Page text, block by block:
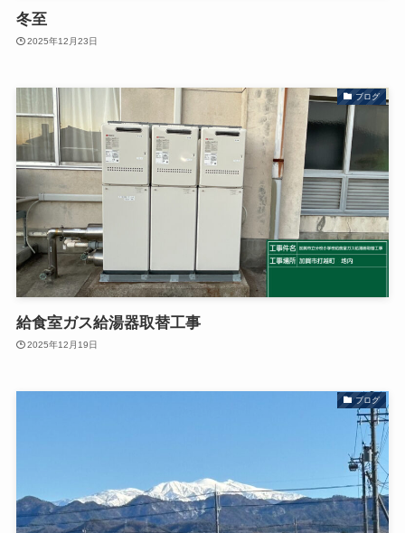
冬至
2025年12月23日
ブログ
給食室ガス給湯器取替工事
2025年12月19日
ブログ